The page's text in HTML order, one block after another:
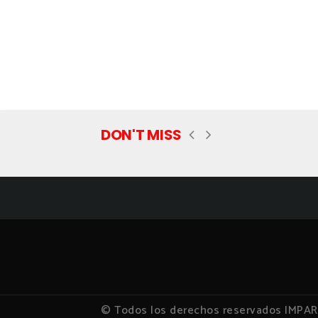
DON'T MISS
© Todos los derechos reservados